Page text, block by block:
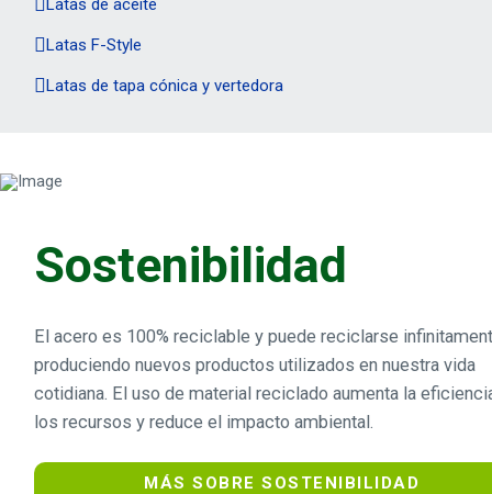
Latas F-Style
Latas de tapa cónica y vertedora
Sostenibilidad
El acero es 100% reciclable y puede reciclarse
produciendo nuevos productos utilizados en nuestra vida
cotidiana. El uso de material reciclado aumenta la
los recursos y reduce el impacto ambiental.
MÁS SOBRE SOSTENIBILIDAD